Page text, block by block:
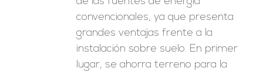
convencionales, ya que presenta
grandes ventajas frente a la
instalación sobre suelo. En primer
lugar, se ahorra terreno para la